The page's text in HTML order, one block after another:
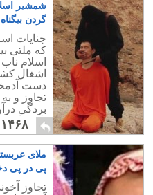
شمشیر
گردن
جنایات
که ملتی
اسلام
اشغال
دست
تجاوز و
بردگی
تلخی است
آنست.
۱۴۶۸
ملای
پی در پی دخترک ۵ ساله اش
تجاوز